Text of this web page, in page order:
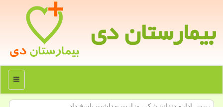
بیمارستان دی
منو